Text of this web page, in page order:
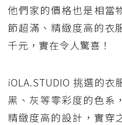
他們家的價格也是相當
節超滿、精緻度高的衣
千元，實在令人驚喜！
iOLA.STUDIO 挑選的衣
黑、灰等零彩度的色系
精緻度高的設計，實穿